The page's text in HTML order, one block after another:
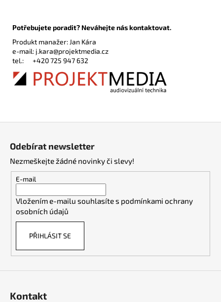
Potřebujete poradit? Neváhejte nás kontaktovat.
Produkt manažer: Jan Kára
e-mail: j.kara@projektmedia.cz
tel.: +420 725 947 632
Odebírat newsletter
Nezmeškejte žádné novinky či slevy!
E-mail
Vložením e-mailu souhlasíte s podmínkami ochrany
osobních údajů
PŘIHLÁSIT SE
Kontakt